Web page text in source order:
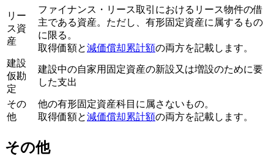
リー
ス資
産
ファイナンス・リース取引におけるリース物件の借
主である資産。ただし、有形固定資産に属するもの
に限る。
取得価額と減価償却累計額の両方を記載します。
建設
仮勘
定
建設中の自家用固定資産の新設又は増設のために要
した支出
その
他
他の有形固定資産科目に属さないもの。
取得価額と減価償却累計額の両方を記載します。
その他